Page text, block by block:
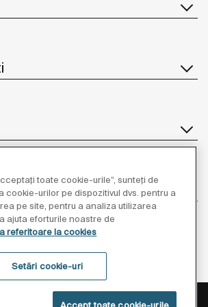
Unde să ne găsiți
a Datelor
Informații Legale
toate cookie-urile”, sunteți de
cookie-urilor pe dispozitivul dvs. pentru a
pe site, pentru a analiza utilizarea
ajuta eforturile noastre de
referitoare la cookies
Setări cookie-uri